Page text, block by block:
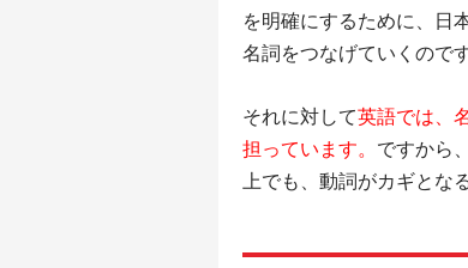
を明確にするために、日
名詞をつなげていくのです
それに対して英語では、
担っています。 ですから
上でも、動詞がカギとな